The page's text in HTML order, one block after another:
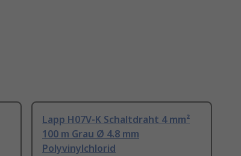
Lapp H07V-K Schaltdraht 4 mm²
100 m Grau Ø 4.8 mm
Polyvinylchlorid